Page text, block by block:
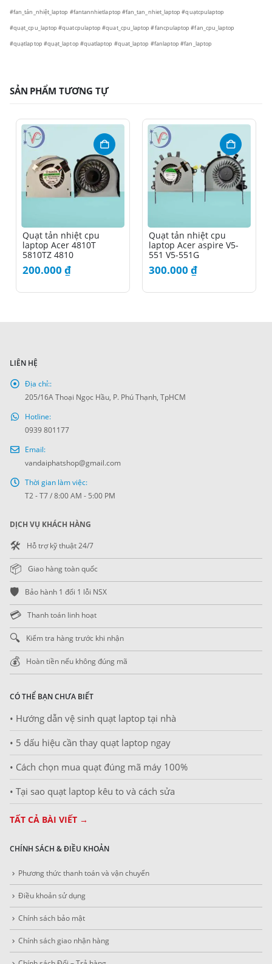
#fan_tản_nhiệt_laptop #fantannhietlaptop #fan_tan_nhiet_laptop #quạtcpulaptop
#quạt_cpu_laptop #quatcpulaptop #quat_cpu_laptop #fancpulaptop #fan_cpu_laptop
#quạtlaptop #quạt_laptop #quatlaptop #quat_laptop #fanlaptop #fan_laptop
SẢN PHẨM TƯƠNG TỰ
Quạt tản nhiệt cpu
laptop Acer 4810T
5810TZ 4810
200.000 ₫
Quạt tản nhiệt cpu
laptop Acer aspire V5-
551 V5-551G
300.000 ₫
LIÊN HỆ
Địa chỉ::
205/16A Thoại Ngọc Hầu, P. Phú Thạnh, TpHCM
Hotline:
0939 801177
Email:
vandaiphatshop@gmail.com
Thời gian làm việc:
T2 - T7 / 8:00 AM - 5:00 PM
DỊCH VỤ KHÁCH HÀNG
🛠️ Hỗ trợ kỹ thuật 24/7
📦 Giao hàng toàn quốc
🛡️ Bảo hành 1 đổi 1 lỗi NSX
💳 Thanh toán linh hoạt
🔍 Kiểm tra hàng trước khi nhận
💰 Hoàn tiền nếu không đúng mã
CÓ THỂ BẠN CHƯA BIẾT
• Hướng dẫn vệ sinh quạt laptop tại nhà
• 5 dấu hiệu cần thay quạt laptop ngay
• Cách chọn mua quạt đúng mã máy 100%
• Tại sao quạt laptop kêu to và cách sửa
TẤT CẢ BÀI VIẾT →
CHÍNH SÁCH & ĐIỀU KHOẢN
Phương thức thanh toán và vận chuyển
Điều khoản sử dụng
Chính sách bảo mật
Chính sách giao nhận hàng